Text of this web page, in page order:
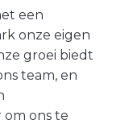
een
onze eigen
groei biedt
team, en
ons te